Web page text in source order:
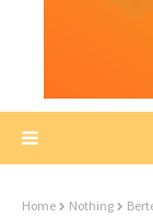
Home Nothing